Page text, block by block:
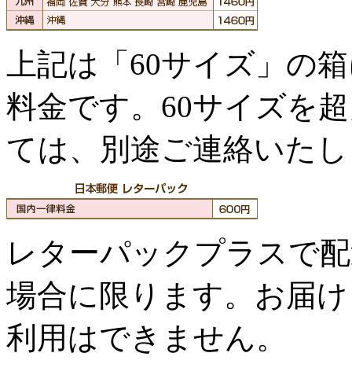
上記は「60サイズ」の
料金です。60サイズを
ては、別途ご連絡いた
レターパックプラスで
場合に限ります。お届
利用はできません。